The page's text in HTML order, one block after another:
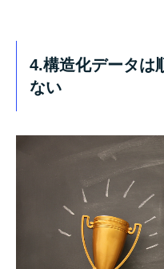
4.構造化データは
ない